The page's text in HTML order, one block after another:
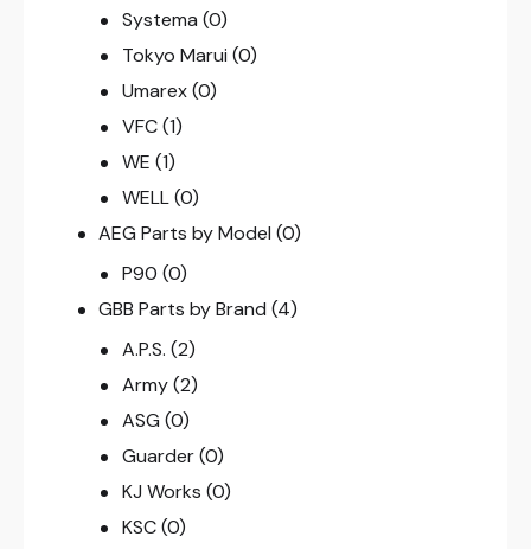
Systema (0)
Tokyo Marui (0)
Umarex (0)
VFC (1)
WE (1)
WELL (0)
AEG Parts by Model (0)
P90 (0)
GBB Parts by Brand (4)
A.P.S. (2)
Army (2)
ASG (0)
Guarder (0)
KJ Works (0)
KSC (0)